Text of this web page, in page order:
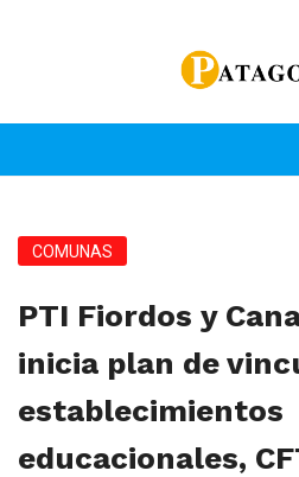
COMUNAS
PTI Fiordos y
inicia plan de
establecimientos
educacionales,